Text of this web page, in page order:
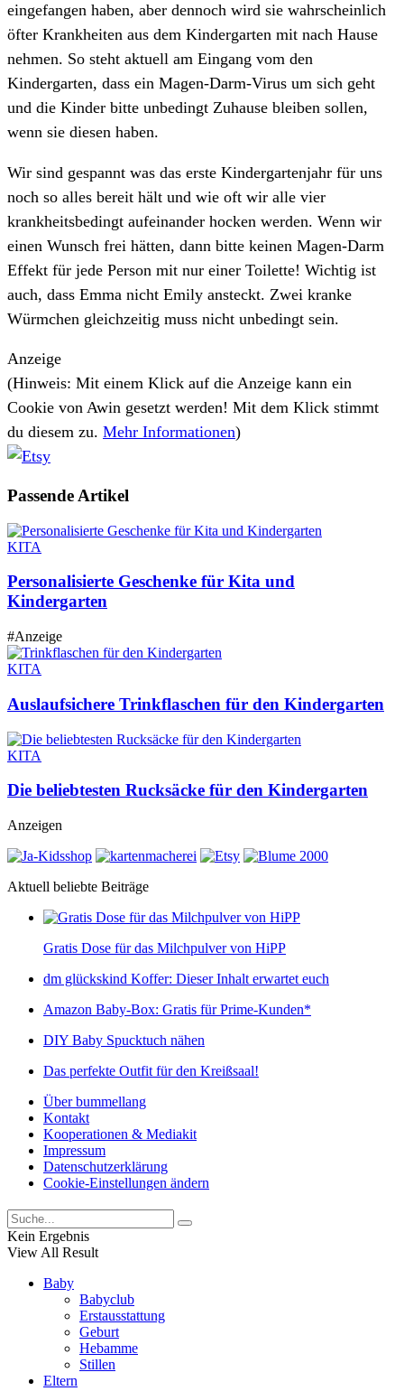
eingefangen haben, aber dennoch wird sie wahrscheinlich
öfter Krankheiten aus dem Kindergarten mit nach Hause
nehmen. So steht aktuell am Eingang vom den
Kindergarten, dass ein Magen-Darm-Virus um sich geht
und die Kinder bitte unbedingt Zuhause bleiben sollen,
wenn sie diesen haben.
Wir sind gespannt was das erste Kindergartenjahr für uns
noch so alles bereit hält und wie oft wir alle vier
krankheitsbedingt aufeinander hocken werden. Wenn wir
einen Wunsch frei hätten, dann bitte keinen Magen-Darm
Effekt für jede Person mit nur einer Toilette! Wichtig ist
auch, dass Emma nicht Emily ansteckt. Zwei kranke
Würmchen gleichzeitig muss nicht unbedingt sein.
Anzeige
(Hinweis: Mit einem Klick auf die Anzeige kann ein
Cookie von Awin gesetzt werden! Mit dem Klick stimmt
du diesem zu. Mehr Informationen)
Passende Artikel
KITA
Personalisierte Geschenke für Kita und
Kindergarten
#Anzeige
KITA
Auslaufsichere Trinkflaschen für den Kindergarten
KITA
Die beliebtesten Rucksäcke für den Kindergarten
Anzeigen
Aktuell beliebte Beiträge
Gratis Dose für das Milchpulver von HiPP
dm glückskind Koffer: Dieser Inhalt erwartet euch
Amazon Baby-Box: Gratis für Prime-Kunden*
DIY Baby Spucktuch nähen
Das perfekte Outfit für den Kreißsaal!
Über bummellang
Kontakt
Kooperationen & Mediakit
Impressum
Datenschutzerklärung
Cookie-Einstellungen ändern
Kein Ergebnis
View All Result
Baby
Babyclub
Erstausstattung
Geburt
Hebamme
Stillen
Eltern